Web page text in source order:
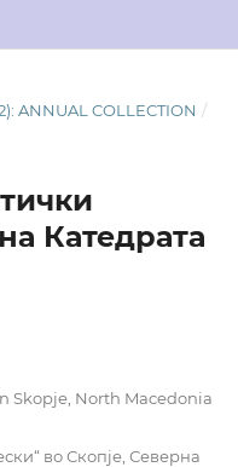
ANNUAL COLLECTION /
Катедрата
Skopje, North Macedonia
во Скопје, Северна